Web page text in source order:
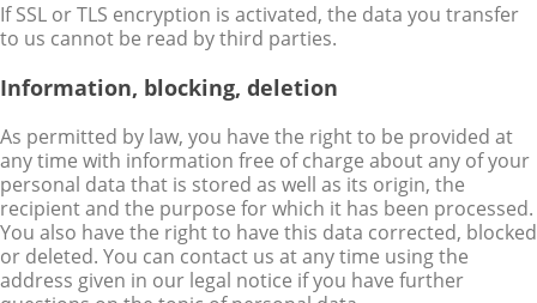
If SSL or TLS encryption is activated, the data you transfer
to us cannot be read by third parties.
Information, blocking, deletion
As permitted by law, you have the right to be provided at
any time with information free of charge about any of your
personal data that is stored as well as its origin, the
recipient and the purpose for which it has been processed.
You also have the right to have this data corrected, blocked
or deleted. You can contact us at any time using the
address given in our legal notice if you have further